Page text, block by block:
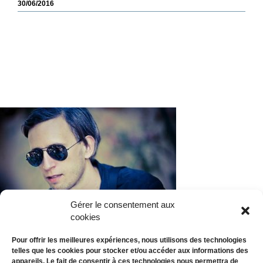
Gérer le consentement aux
cookies
Pour offrir les meilleures expériences, nous utilisons des technologies
telles que les cookies pour stocker et/ou accéder aux informations des
appareils. Le fait de consentir à ces technologies nous permettra de
30/06/2016